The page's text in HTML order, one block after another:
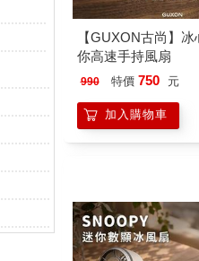
【GUXON古尚】
你高速手持風扇
990 特價 750 元
加入購物車